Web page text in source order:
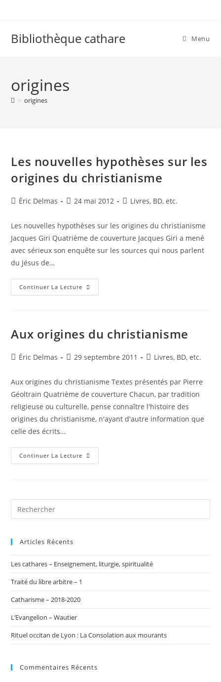
Bibliothèque cathare Menu
origines
> origines
Les nouvelles hypothèses sur les
origines du christianisme
Auteur/autrice
la
publication :
Éric Delmas
Publication
24 mai 2012
PostLivres, BD, etc.
Les nouvelles hypothèses sur les origines du christianisme
Jacques Giri Quatrième de couverture Jacques Giri a mené
avec sérieux son enquête sur les sources qui nous parlent
du Jésus de…
Continuer La Lecture Les
Nouvelles
Christianisme
Aux origines du christianisme
Auteur/autrice
la
publication :
Éric Delmas
Publication
29 septembre 2011
PostLivres, BD, etc.
Aux origines du christianisme Textes présentés par Pierre
Géoltrain Quatrième de couverture Chacun, par tradition
religieuse ou culturelle, pense connaître l'histoire des
origines du christianisme, n'ayant d'autre information que
celle des écrits…
Continuer La Lecture Aux
Origines
Articles Récents
Les cathares – Enseignement, liturgie, spiritualité
Traité du libre arbitre – 1
Catharisme – 2018-2020
L’Evangelion – Wautier
Rituel occitan de Lyon : La Consolation aux mourants
Commentaires Récents